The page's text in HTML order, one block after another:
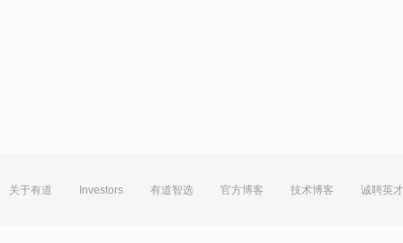
关于有道 Investors 有道智选 官方博客 技术博客 诚聘英才